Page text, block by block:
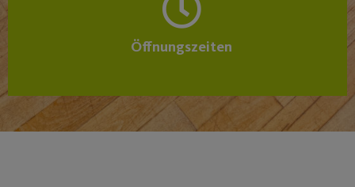
Öffnungszeiten